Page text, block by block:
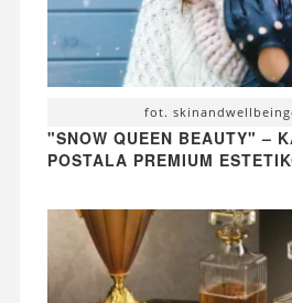
fot.
"SNOW QUEEN BEAUTY" –
POSTALA PREMIUM